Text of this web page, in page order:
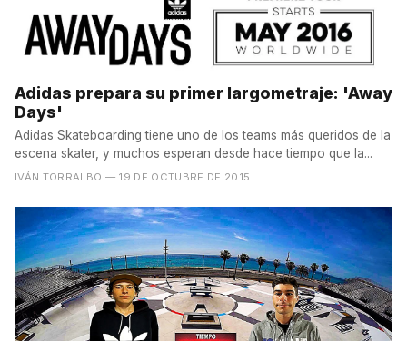
Adidas prepara su primer largometraje: 'Away
Days'
Adidas Skateboarding tiene uno de los teams más queridos de la
escena skater, y muchos esperan desde hace tiempo que la...
IVÁN TORRALBO — 19 DE OCTUBRE DE 2015